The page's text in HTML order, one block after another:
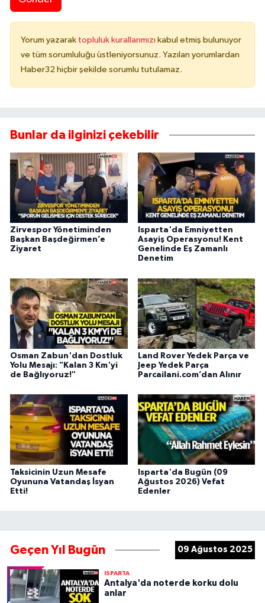
Yorum yazarak topluluk kurallarımızı kabul etmiş bulunuyor
ve tüm sorumluluğu üstleniyorsunuz. Yazılan yorumlardan
Haber32 hiçbir şekilde sorumlu tutulamaz.
Bunlar da ilginizi çekebilir
Zirvespor Yönetiminden
Başkan Başdeğirmen’e
Ziyaret
Isparta'da Emniyetten
Asayiş Operasyonu! Kent
Genelinde Eş Zamanlı
Denetim
Osman Zabun'dan Dostluk
Yolu Mesajı: "Kalan 3 Km'yi
de Bağlıyoruz!"
Land Rover Yedek Parça ve
Jeep Yedek Parça
Parcailani.com’dan Alınır
Taksicinin Uzun Mesafe
Oyununa Vatandaş İsyan
Etti!
Isparta'da Bugün (09
Ağustos 2026) Vefat
Edenler
Geçen Yıl Bugün 09 Ağustos 2025
ISPARTA
Antalya'da noterde korku dolu
anlar